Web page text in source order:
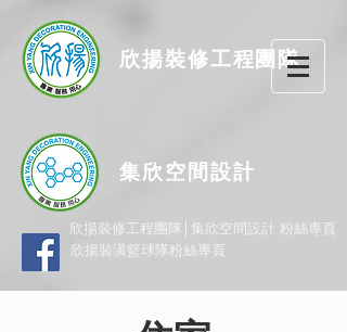
欣揚裝修工程團隊
集欣空間設計
欣揚裝修工程團隊│集欣空間設計 粉絲專頁
欣揚裝潢籃球隊粉絲專頁